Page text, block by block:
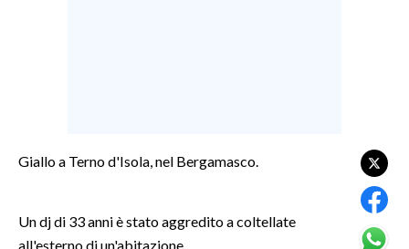
SPETTACOLI
Giallo a Terno d'Isola, nel Bergamasco.
Un dj di 33 anni è stato aggredito a coltellate
all'esterno di un'abitazione.